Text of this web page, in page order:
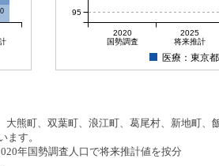
2020
国勢調査
2025
将来推計
95
医療：東京都
熊町、双葉町、浪江町、葛尾村、新地町
す。
年国勢調査人口で将来推計値を按分